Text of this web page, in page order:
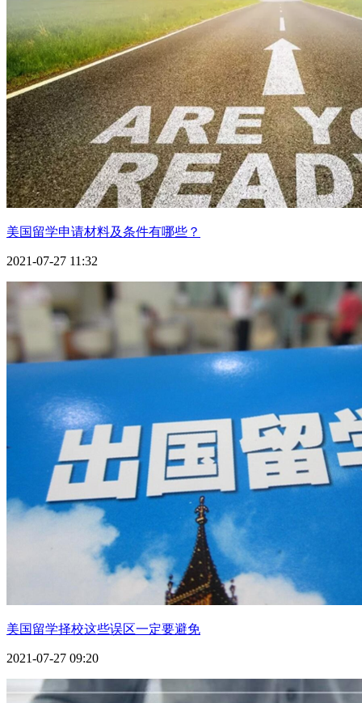
波士顿学院
Boston College
32
威廉玛丽学院
College of William & Mary
34
布兰迪斯大学
Brandies University
34
罗切斯特大学
University of Rochester
波士顿大学
37
40
杜兰大学
Tulane University
东北大学
Northeastern University
42
Rensselaer Polytechnic Institute
42
加州大学圣地亚哥分校
University of California--San Diego
42
加州大学欧文分校
University of California--Irvine
里海大学
Lehigh University
加州大学戴维斯分校 University of California--Davis
46
美国留学申请材料及条件有哪些？
2021-07-27 11:32
美国留学择校这些误区一定要避免
2021-07-27 09:20